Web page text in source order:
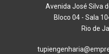
Avenida José Silva
Bloco 04 - Sala
Rio de